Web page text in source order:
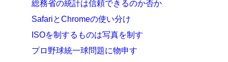
総務省の統計は信頼できるのか否か
SafariとChromeの使い分け
ISOを制するものは写真を制す
プロ野球統一球問題に物申す